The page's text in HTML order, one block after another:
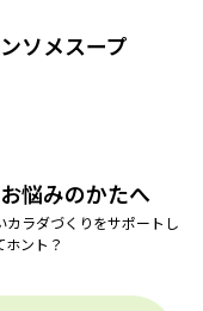
ソメスープ
悩みのかたへ
ラダづくりをサポートし
ント？